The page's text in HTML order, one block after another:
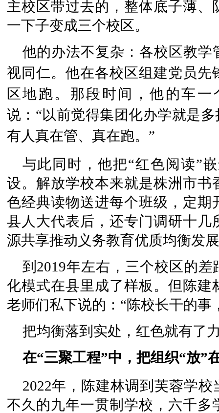
主校区带过去的，整体底子薄
一下子变成三个校区。
他的办法不复杂：各校区教
视同仁。 他在各校区组建党员先
区地跑。那段时间，他的车
说：“以前觉得集团化办学就是
有人真在管、真在跑。”
与此同时，他把“红色阅读”
设。解放学校本来就是株洲市
色经典读物送进每个班级，定
县人大代表后，还专门调研十
源共享推动义务教育优质均衡发
到2019年左右，三个校区的
化模式在县里成了样板。但陈
老师们私下说的：“陈校长干的事
把均衡落到实处，红色就有了
在“三聚工程”中，把组织“放”
2022年，陈建林调到芙蓉学
不久的九年一贯制学校，六千